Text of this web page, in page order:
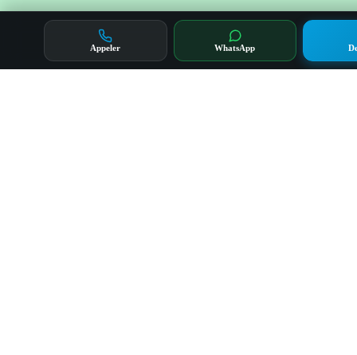
Appeler WhatsApp